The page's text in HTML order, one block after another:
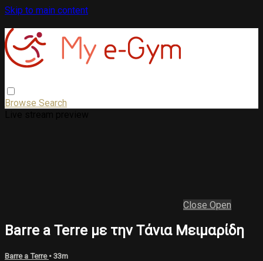
Skip to main content
Browse Search
Close Open
Barre a Terre με την Τάνια Μειμαρίδη
Barre a Terre • 33m